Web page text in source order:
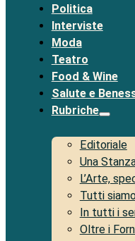
Politica
Interviste
Moda
Teatro
Food & Wine
Salute e
Rubriche
Editoriale
Una
L’Arte,
Tutti
In tutti i
Oltre i